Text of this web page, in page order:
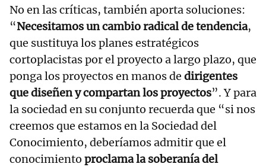
No en las críticas, también aporta soluciones:
“Necesitamos un cambio radical de tendencia,
que sustituya los planes estratégicos
cortoplacistas por el proyecto a largo plazo, que
ponga los proyectos en manos de dirigentes
que diseñen y compartan los proyectos”. Y para
la sociedad en su conjunto recuerda que “si nos
creemos que estamos en la Sociedad del
Conocimiento, deberíamos admitir que el
conocimiento proclama la soberanía del